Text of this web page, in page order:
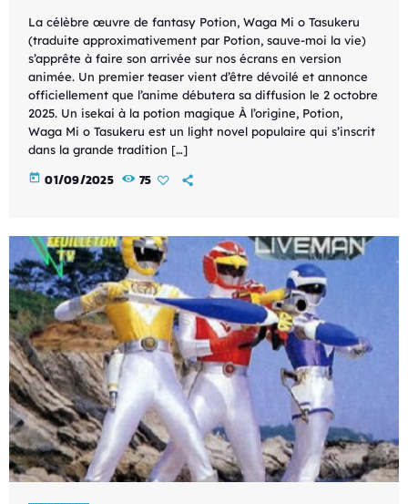
La célèbre œuvre de fantasy Potion, Waga Mi o Tasukeru
(traduite approximativement par Potion, sauve-moi la vie)
s’apprête à faire son arrivée sur nos écrans en version
animée. Un premier teaser vient d’être dévoilé et annonce
officiellement que l’anime débutera sa diffusion le 2 octobre
2025. Un isekai à la potion magique À l’origine, Potion,
Waga Mi o Tasukeru est un light novel populaire qui s’inscrit
dans la grande tradition […]
today 01/09/2025 75